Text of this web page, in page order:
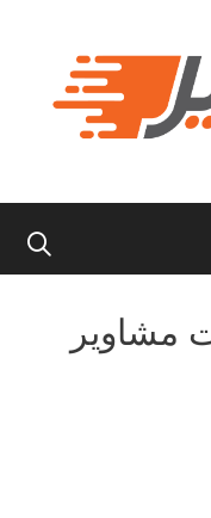
مشاوير